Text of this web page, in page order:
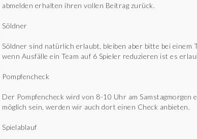
abmelden erhalten ihren vollen Beitrag zurück.
Söldner
Söldner sind natürlich erlaubt, bleiben aber bitte bei einem
wenn Ausfälle ein Team auf 6 Spieler reduzieren ist es
Pompfencheck
Der Pompfencheck wird von 8-10 Uhr am Samstagmorgen
möglich sein, werden wir auch dort einen Check anbieten.
Spielablauf